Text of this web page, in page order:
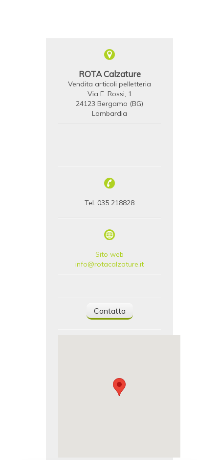
ROTA Calzature
Vendita articoli pelletteria
Via E. Rossi, 1
24123 Bergamo (BG)
Lombardia
Tel. 035 218828
Sito web
info@rotacalzature.it